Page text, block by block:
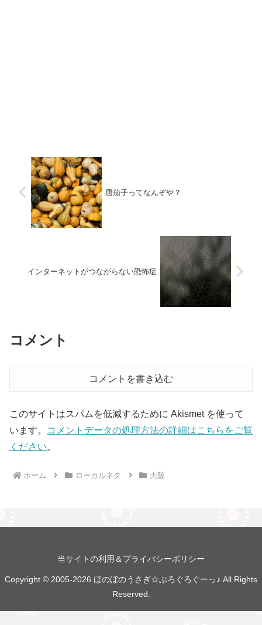
唐茄子ってなんぞや？
インターネットがつながらない恐怖症
コメント
コメントを書き込む
このサイトはスパムを低減するために Akismet を使って
います。
コメントデータの処理方法の詳細はこちらをご覧
ください。
ホーム ローカルネタ 大阪
当サイトの利用＆プライバシーポリシー
Copyright © 2005-2026 ほのぼのうさぎ☆ぶろぐろぐーっ♪ All Rights
Reserved.